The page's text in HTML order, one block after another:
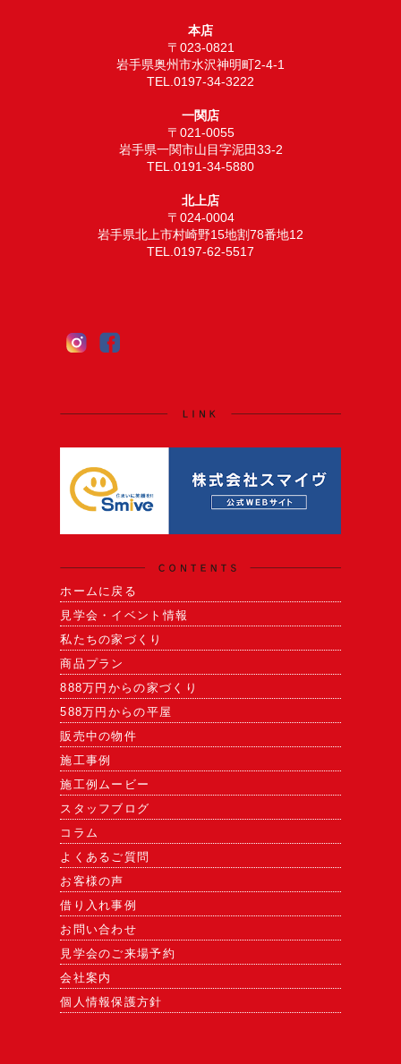
本店
〒023-0821
岩手県奥州市水沢神明町2-4-1
TEL.0197-34-3222
一関店
〒021-0055
岩手県一関市山目字泥田33-2
TEL.0191-34-5880
北上店
〒024-0004
岩手県北上市村崎野15地割78番地12
TEL.0197-62-5517
ホームに戻る
見学会・イベント情報
私たちの家づくり
商品プラン
888万円からの家づくり
588万円からの平屋
販売中の物件
施工事例
施工例ムービー
スタッフブログ
コラム
よくあるご質問
お客様の声
借り入れ事例
お問い合わせ
見学会のご来場予約
会社案内
個人情報保護方針